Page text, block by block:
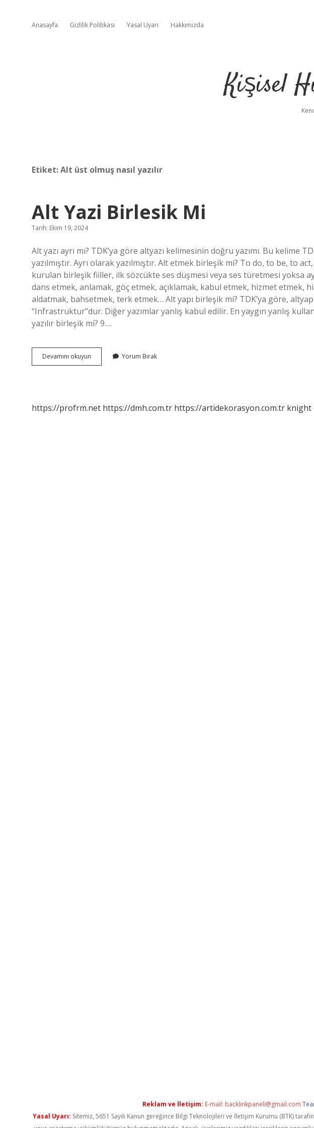
Anasayfa Gizlilik Politikası Yasal Uyarı Hakkımızda
Kişisel
Etiket:Alt üst olmuş nasıl yazılır
Alt Yazi Birlesik Mi
Tarih: Ekim 19, 2024
Alt yazı ayrı mı? TDK’ya göre altyazı kelimesinin doğru yazımı. Bu kelime
yazılmıştır. Ayrı olarak yazılmıştır. Alt etmek birleşik mi? To do, to be, to
kurulan birleşik fiiller, ilk sözcükte ses düşmesi veya ses türetmesi yoksa
dans etmek, anlamak, göç etmek, açıklamak, kabul etmek, hizmet etmek,
aldatmak, bahsetmek, terk etmek… Alt yapı birleşik mi? TDK’ya göre,
“Infrastruktur”dur. Diğer yazımlar yanlış kabul edilir. En yaygın yanlış
yazılır birleşik mi? 9.…
Devamını okuyun
Yazi
Yorum Bırak
https://profrm.net https://dmh.com.tr https://artidekorasyon.com.tr knight
Reklam ve İletişim: E-mail: backlinkpaneli@gmail.com
Yasal Uyarı: Sitemiz, 5651 Sayılı Kanun gereğince Bilgi Teknolojileri ve İletişim Kurumu (BTK)